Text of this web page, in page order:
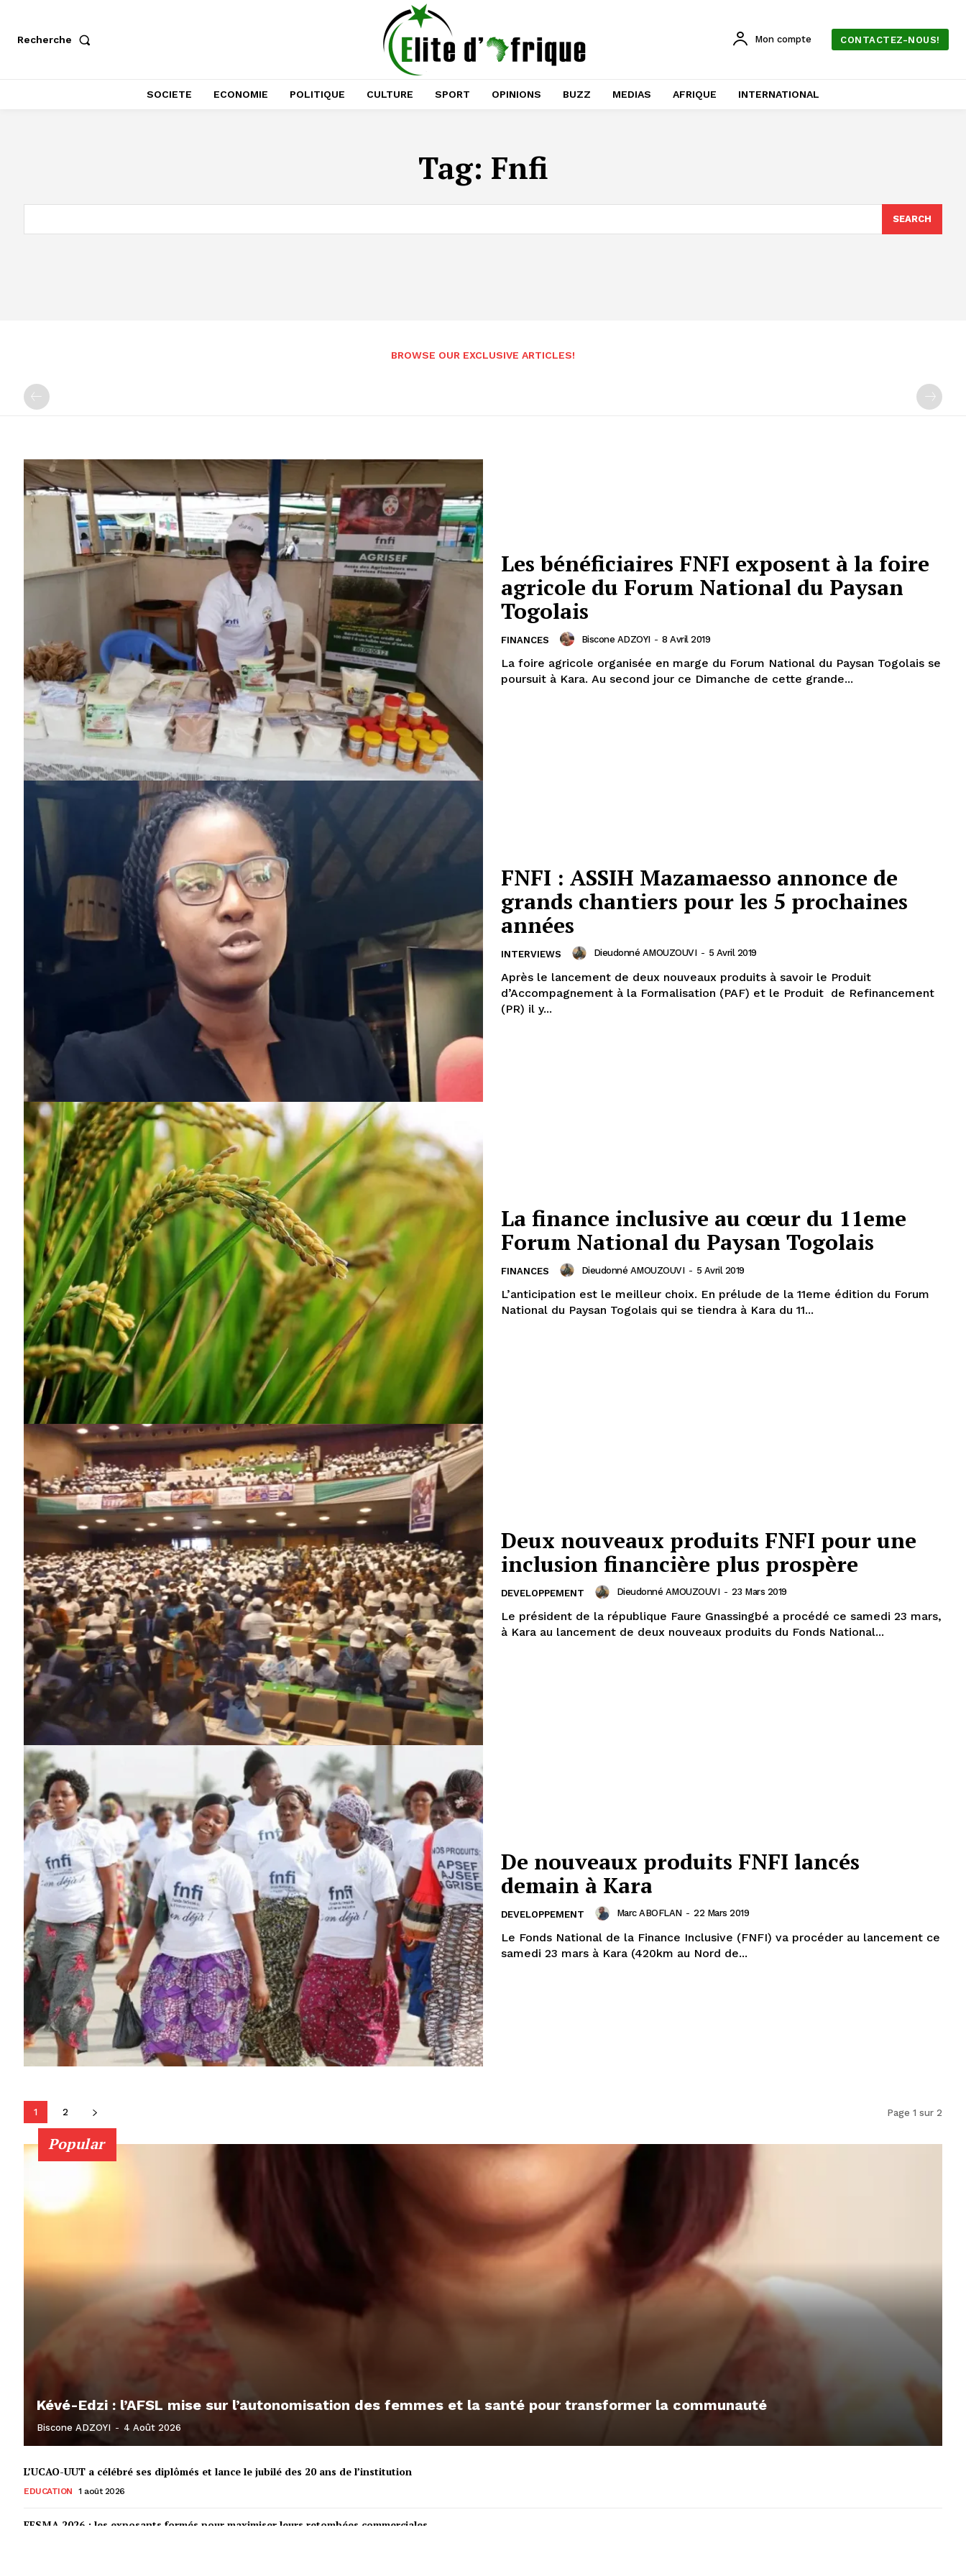
Recherche Mon compte CONTACTEZ-NOUS!
SOCIETE ECONOMIE POLITIQUE CULTURE SPORT OPINIONS BUZZ MEDIAS AFRIQUE INTERNATIONAL
Tag: Fnfi
SEARCH
BROWSE OUR EXCLUSIVE ARTICLES!
Les bénéficiaires FNFI exposent à la foire
agricole du Forum National du Paysan
Togolais
FINANCES Biscone ADZOYI - 8 Avril 2019
La foire agricole organisée en marge du Forum National du Paysan Togolais se
poursuit à Kara. Au second jour ce Dimanche de cette grande...
FNFI : ASSIH Mazamaesso annonce de
grands chantiers pour les 5 prochaines
années
INTERVIEWS Dieudonné AMOUZOUVI - 5 Avril 2019
Après le lancement de deux nouveaux produits à savoir le Produit
d’Accompagnement à la Formalisation (PAF) et le Produit de Refinancement
(PR) il y...
La finance inclusive au cœur du 11eme
Forum National du Paysan Togolais
FINANCES Dieudonné AMOUZOUVI - 5 Avril 2019
L’anticipation est le meilleur choix. En prélude de la 11eme édition du Forum
National du Paysan Togolais qui se tiendra à Kara du 11...
Deux nouveaux produits FNFI pour une
inclusion financière plus prospère
DEVELOPPEMENT Dieudonné AMOUZOUVI - 23 Mars 2019
Le président de la république Faure Gnassingbé a procédé ce samedi 23 mars,
à Kara au lancement de deux nouveaux produits du Fonds National...
De nouveaux produits FNFI lancés
demain à Kara
DEVELOPPEMENT Marc ABOFLAN - 22 Mars 2019
Le Fonds National de la Finance Inclusive (FNFI) va procéder au lancement ce
samedi 23 mars à Kara (420km au Nord de...
1 2 Page 1 sur 2
Popular
Kévé-Edzi : l’AFSL mise sur l’autonomisation des femmes et la santé pour transformer la communauté
Biscone ADZOYI - 4 Août 2026
L’UCAO-UUT a célébré ses diplômés et lance le jubilé des 20 ans de l’institution
EDUCATION 1 août 2026
FESMA 2026 : les exposants formés pour maximiser leurs retombées commerciales